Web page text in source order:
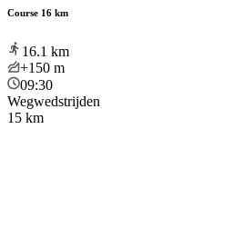
Course 16 km
16.1 km
+150 m
09:30
Wegwedstrijden
15 km